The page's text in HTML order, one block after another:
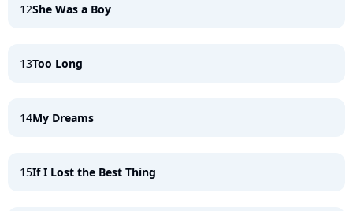
12She Was a Boy
13Too Long
14My Dreams
15If I Lost the Best Thing